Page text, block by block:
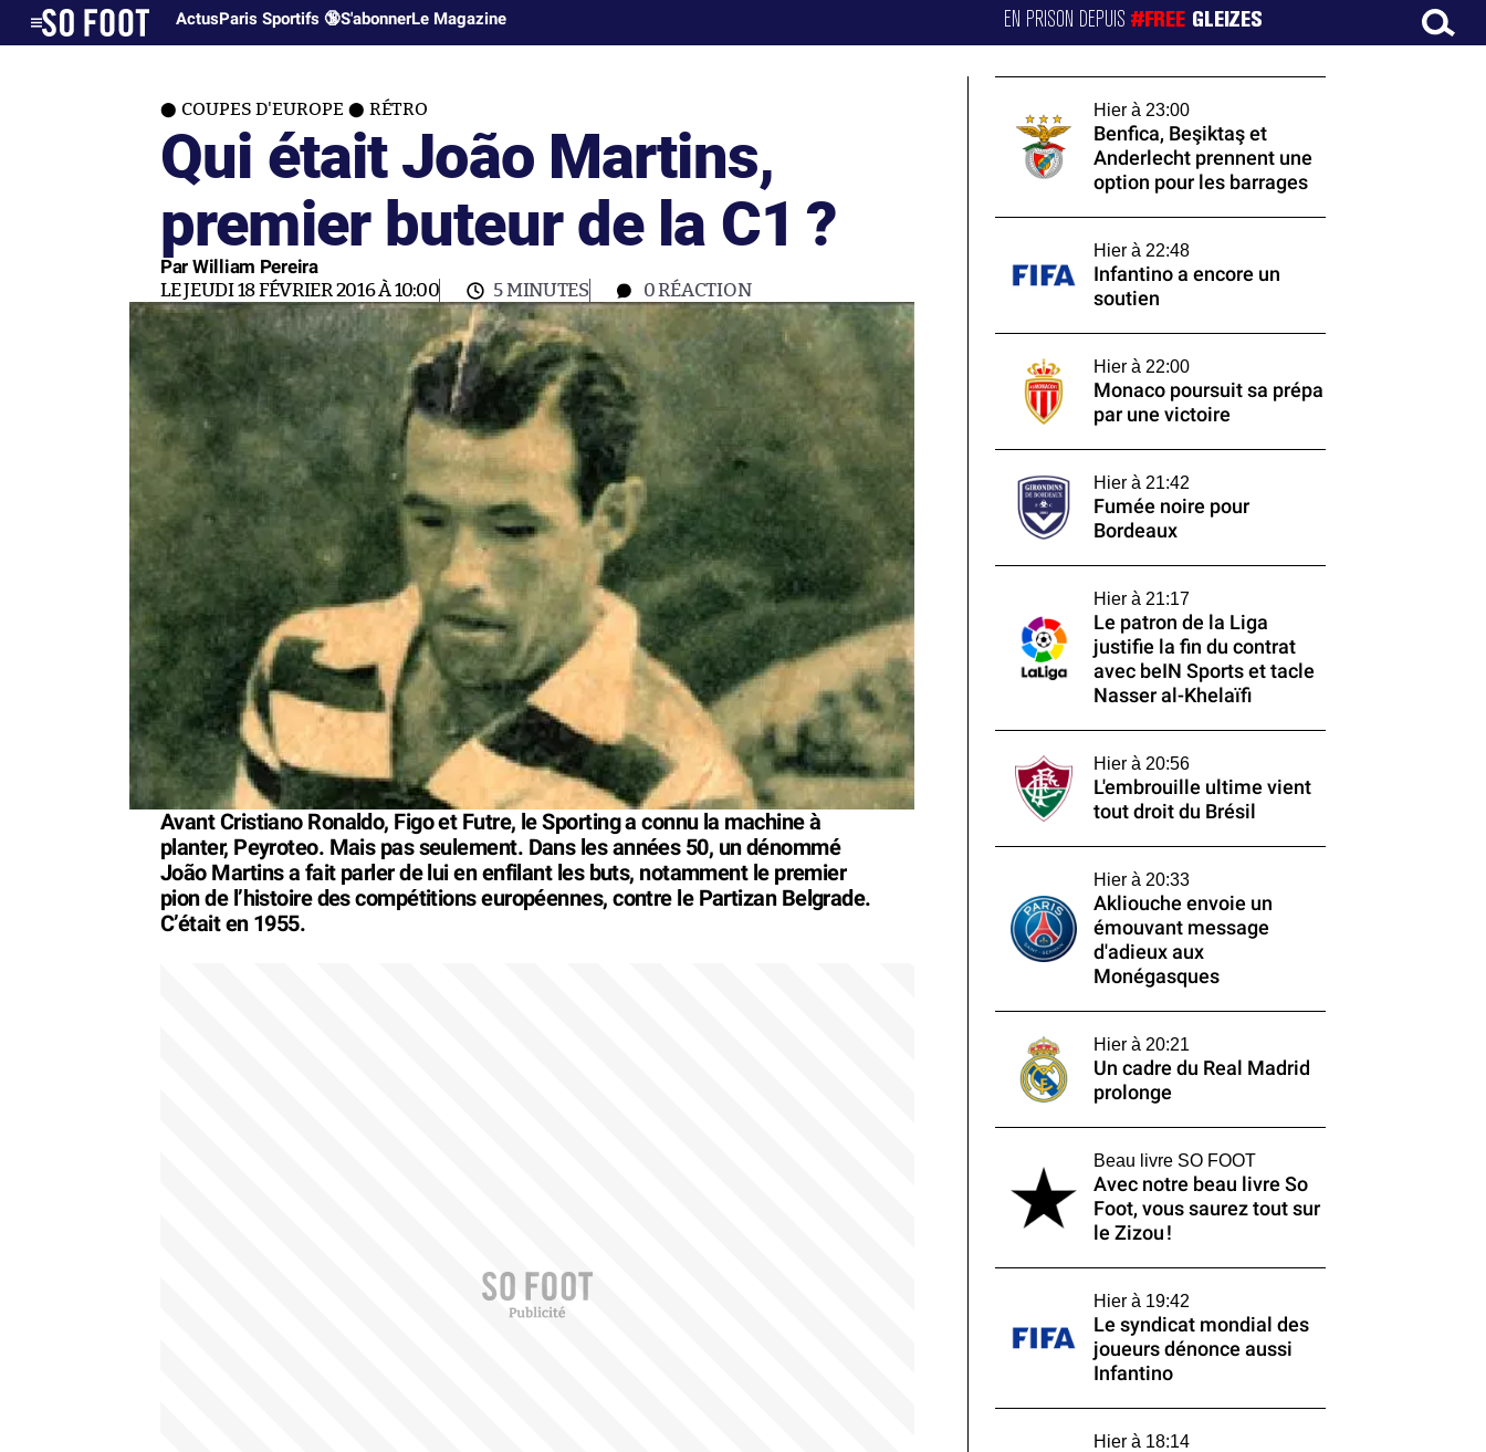
ActusParis Sportifs 🔞S'abonnerLe Magazine EN PRISON DEPUIS#FREE GLEIZES
COUPES D'EUROPE RÉTRO
Qui était João Martins,
premier buteur de la C1 ?
Par William Pereira
LE JEUDI 18 FÉVRIER 2016 À 10:00 5 MINUTES 0RÉACTION
Avant Cristiano Ronaldo, Figo et Futre, le Sporting a connu la machine à
planter, Peyroteo. Mais pas seulement. Dans les années 50, un dénommé
João Martins a fait parler de lui en enfilant les buts, notamment le premier
pion de l’histoire des compétitions européennes, contre le Partizan Belgrade.
C’était en 1955.
Hier à 23:00
Benfica, Beşiktaş et
Anderlecht prennent une
option pour les barrages
Hier à 22:48
Infantino a encore un
soutien
Hier à 22:00
Monaco poursuit sa prépa
par une victoire
Hier à 21:42
Fumée noire pour
Bordeaux
Hier à 21:17
Le patron de la Liga
justifie la fin du contrat
avec beIN Sports et tacle
Nasser al-Khelaïfi
Hier à 20:56
L'embrouille ultime vient
tout droit du Brésil
Hier à 20:33
Akliouche envoie un
émouvant message
d'adieux aux
Monégasques
Hier à 20:21
Un cadre du Real Madrid
prolonge
Beau livre SO FOOT
Avec notre beau livre So
Foot, vous saurez tout sur
le Zizou !
Hier à 19:42
Le syndicat mondial des
joueurs dénonce aussi
Infantino
Hier à 18:14